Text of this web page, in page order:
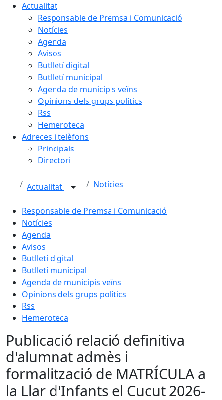
Actualitat
Responsable de Premsa i Comunicació
Notícies
Agenda
Avisos
Butlletí digital
Butlletí municipal
Agenda de municipis veïns
Opinions dels grups polítics
Rss
Hemeroteca
Adreces i telèfons
Principals
Directori
Actualitat Notícies
Responsable de Premsa i Comunicació
Notícies
Agenda
Avisos
Butlletí digital
Butlletí municipal
Agenda de municipis veïns
Opinions dels grups polítics
Rss
Hemeroteca
Publicació relació definitiva
d'alumnat admès i
formalització de MATRÍCULA a
la Llar d'Infants el Cucut 2026-